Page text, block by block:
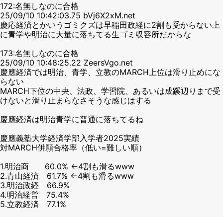
172:名無しなのに合格
25/09/10 10:42:03.75 bVj6X2xM.net
慶応経済とかいうゴミクズは早稲田政経に2割も受からない上
に青学や明治に大量に落ちてる生ゴミ収容所だからな
173:名無しなのに合格
25/09/10 10:48:25.22 ZeersVgo.net
慶應経済では明治、青学、立教のMARCH上位は滑り止めにな
らない
MARCH下位の中央、法政、学習院、あるいは成蹊辺りまで受
けないと滑り止まらなさそうな感じはする
慶應経済は明治青学に普通に落ちてるね
慶應義塾大学経済学部入学者2025実績
対MARCH併願合格率（低い=難しい順）
1.明治商 60.0% ←4割も滑るwww
2.青山経済 61.7% ←4割も滑るwww
3.明治政経 66.9%
4.明治経営 75.4%
5.立教経済 77.1%